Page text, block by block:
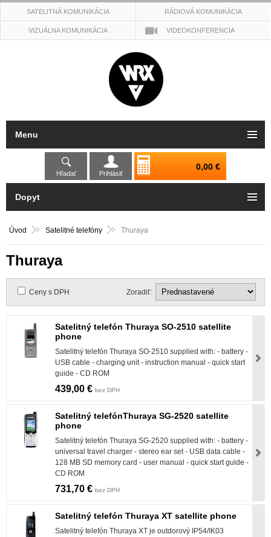
SATELITNÁ KOMUNIKÁCIA RÁDIOVÁ KOMUNIKÁCIA
VIZUÁLNA KOMUNIKÁCIA VIDEOKONFERENCIA
Hľadať Prihlásiť
0,00 €
Úvod Satelitné telefóny Thuraya
Thuraya
Ceny s DPH Zoradiť:
Satelitný telefón Thuraya SO-2510 satellite
phone
Satelitný telefón Thuraya SO-2510 supplied with: - battery -
USB cable - charging unit - instruction manual - quick start
guide - CD ROM
439,00 € bez DPH
Satelitný telefónThuraya SG-2520 satellite
phone
Satelitný telefón Thuraya SG-2520 supplied with: - battery -
universal travel charger - stereo ear set - USB data cable -
128 MB SD memory card - user manual - quick start guide -
CD ROM
731,70 € bez DPH
Satelitný telefón Thuraya XT satellite phone
Satelitný telefón Thuraya XT je outdorový IP54/IK03
Dopyt
Menu